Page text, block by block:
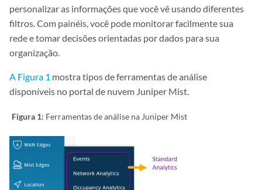
personalizar as informações que você vê usando diferentes
filtros. Com painéis, você pode monitorar facilmente sua
rede e tomar decisões orientadas por dados para sua
organização.
A Figura 1 mostra tipos de ferramentas de análise
disponíveis no portal de nuvem Juniper Mist.
Figura 1: Ferramentas de análise na Juniper Mist